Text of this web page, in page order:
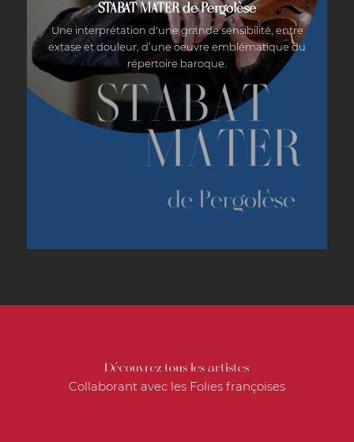
STABAT MATER de Pergolèse
Une interprétation d'une grande sensibilité, entre
extase et douleur, d’une oeuvre emblématique du
répertoire baroque.
Découvrez tous les artistes
Collaborant avec les Folies françoises